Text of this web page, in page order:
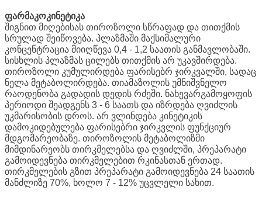
ფარმაკოკინეტიკა
შიგნით მიღებისას თიროზოლი სწრაფად და თითქმის
სრულად შეიწოვება. პლაზმაში მაქსიმალური
კონცენტრაცია მიიღწევა 0,4 - 1,2 საათის განმავლობაში.
სისხლის პლაზმას ცილებს თითქმის არ უკავშირდება.
თიროზოლი კუმულირდება ფარისებრ ჯირკვალში, სადაც
ნელა მეტაბოლირდება. თიამაზოლის უმნიშვნელო
რაოდენობა გადადის დედის რძეში. ნახევარგამოყოფის
პერიოდი შეადგენს 3 - 6 საათს და იზრდება ღვიძლის
უკმარისობის დროს. არ ვლინდება კინეტიკის
დამოკიდებულება ფარისებრი ჯირკვლის ფუნქციურ
მდგომარეობაზე. თიროზოლის მეტაბოლიზმი
მიმდინარეობს თირკმელებსა და ღვიძლში, პრეპარატი
გამოიდევნება თირკმელებით რკინასთან ერთად.
თირკმელების გზით პრეპარატი გამოიდევნება 24 საათის
მანძლიზე 70%, ხოლო 7 - 12% უცვლელი სახით.